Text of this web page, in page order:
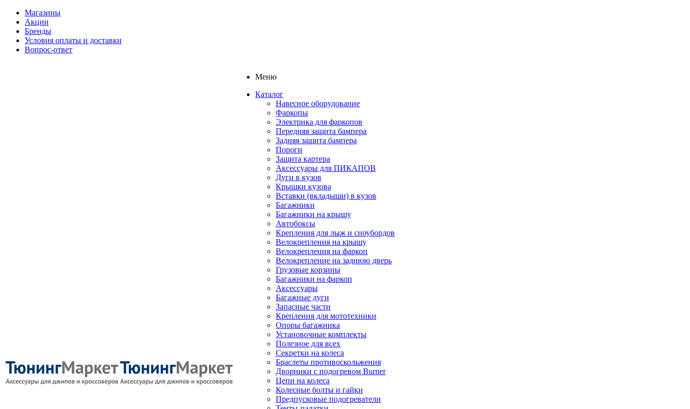
Магазины
Акции
Бренды
Условия оплаты и доставки
Вопрос-ответ
Меню
Каталог
Навесное оборудование
Фаркопы
Электрика для фаркопов
Передняя защита бампера
Задняя защита бампера
Пороги
Защита картера
Аксессуары для ПИКАПОВ
Дуги в кузов
Крышки кузова
Вставки (вкладыши) в кузов
Багажники
Багажники на крышу
Автобоксы
Крепления для лыж и сноубордов
Велокрепления на крышу
Велокрепления на фаркоп
Велокрепление на заднюю дверь
Грузовые корзины
Багажники на фаркоп
Аксессуары
Багажные дуги
Запасные части
Крепления для мототехники
Опоры багажника
Установочные комплекты
Полезное для всех
Секретки на колеса
Браслеты противоскольжения
Дворники с подогревом Burner
Цепи на колеса
Колесные болты и гайки
Предпусковые подогреватели